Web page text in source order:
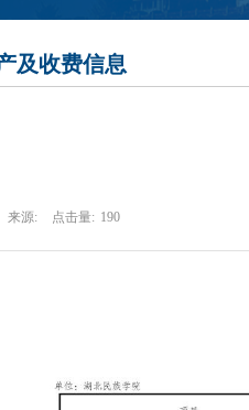
及收费信息
来源: 点击量: 190